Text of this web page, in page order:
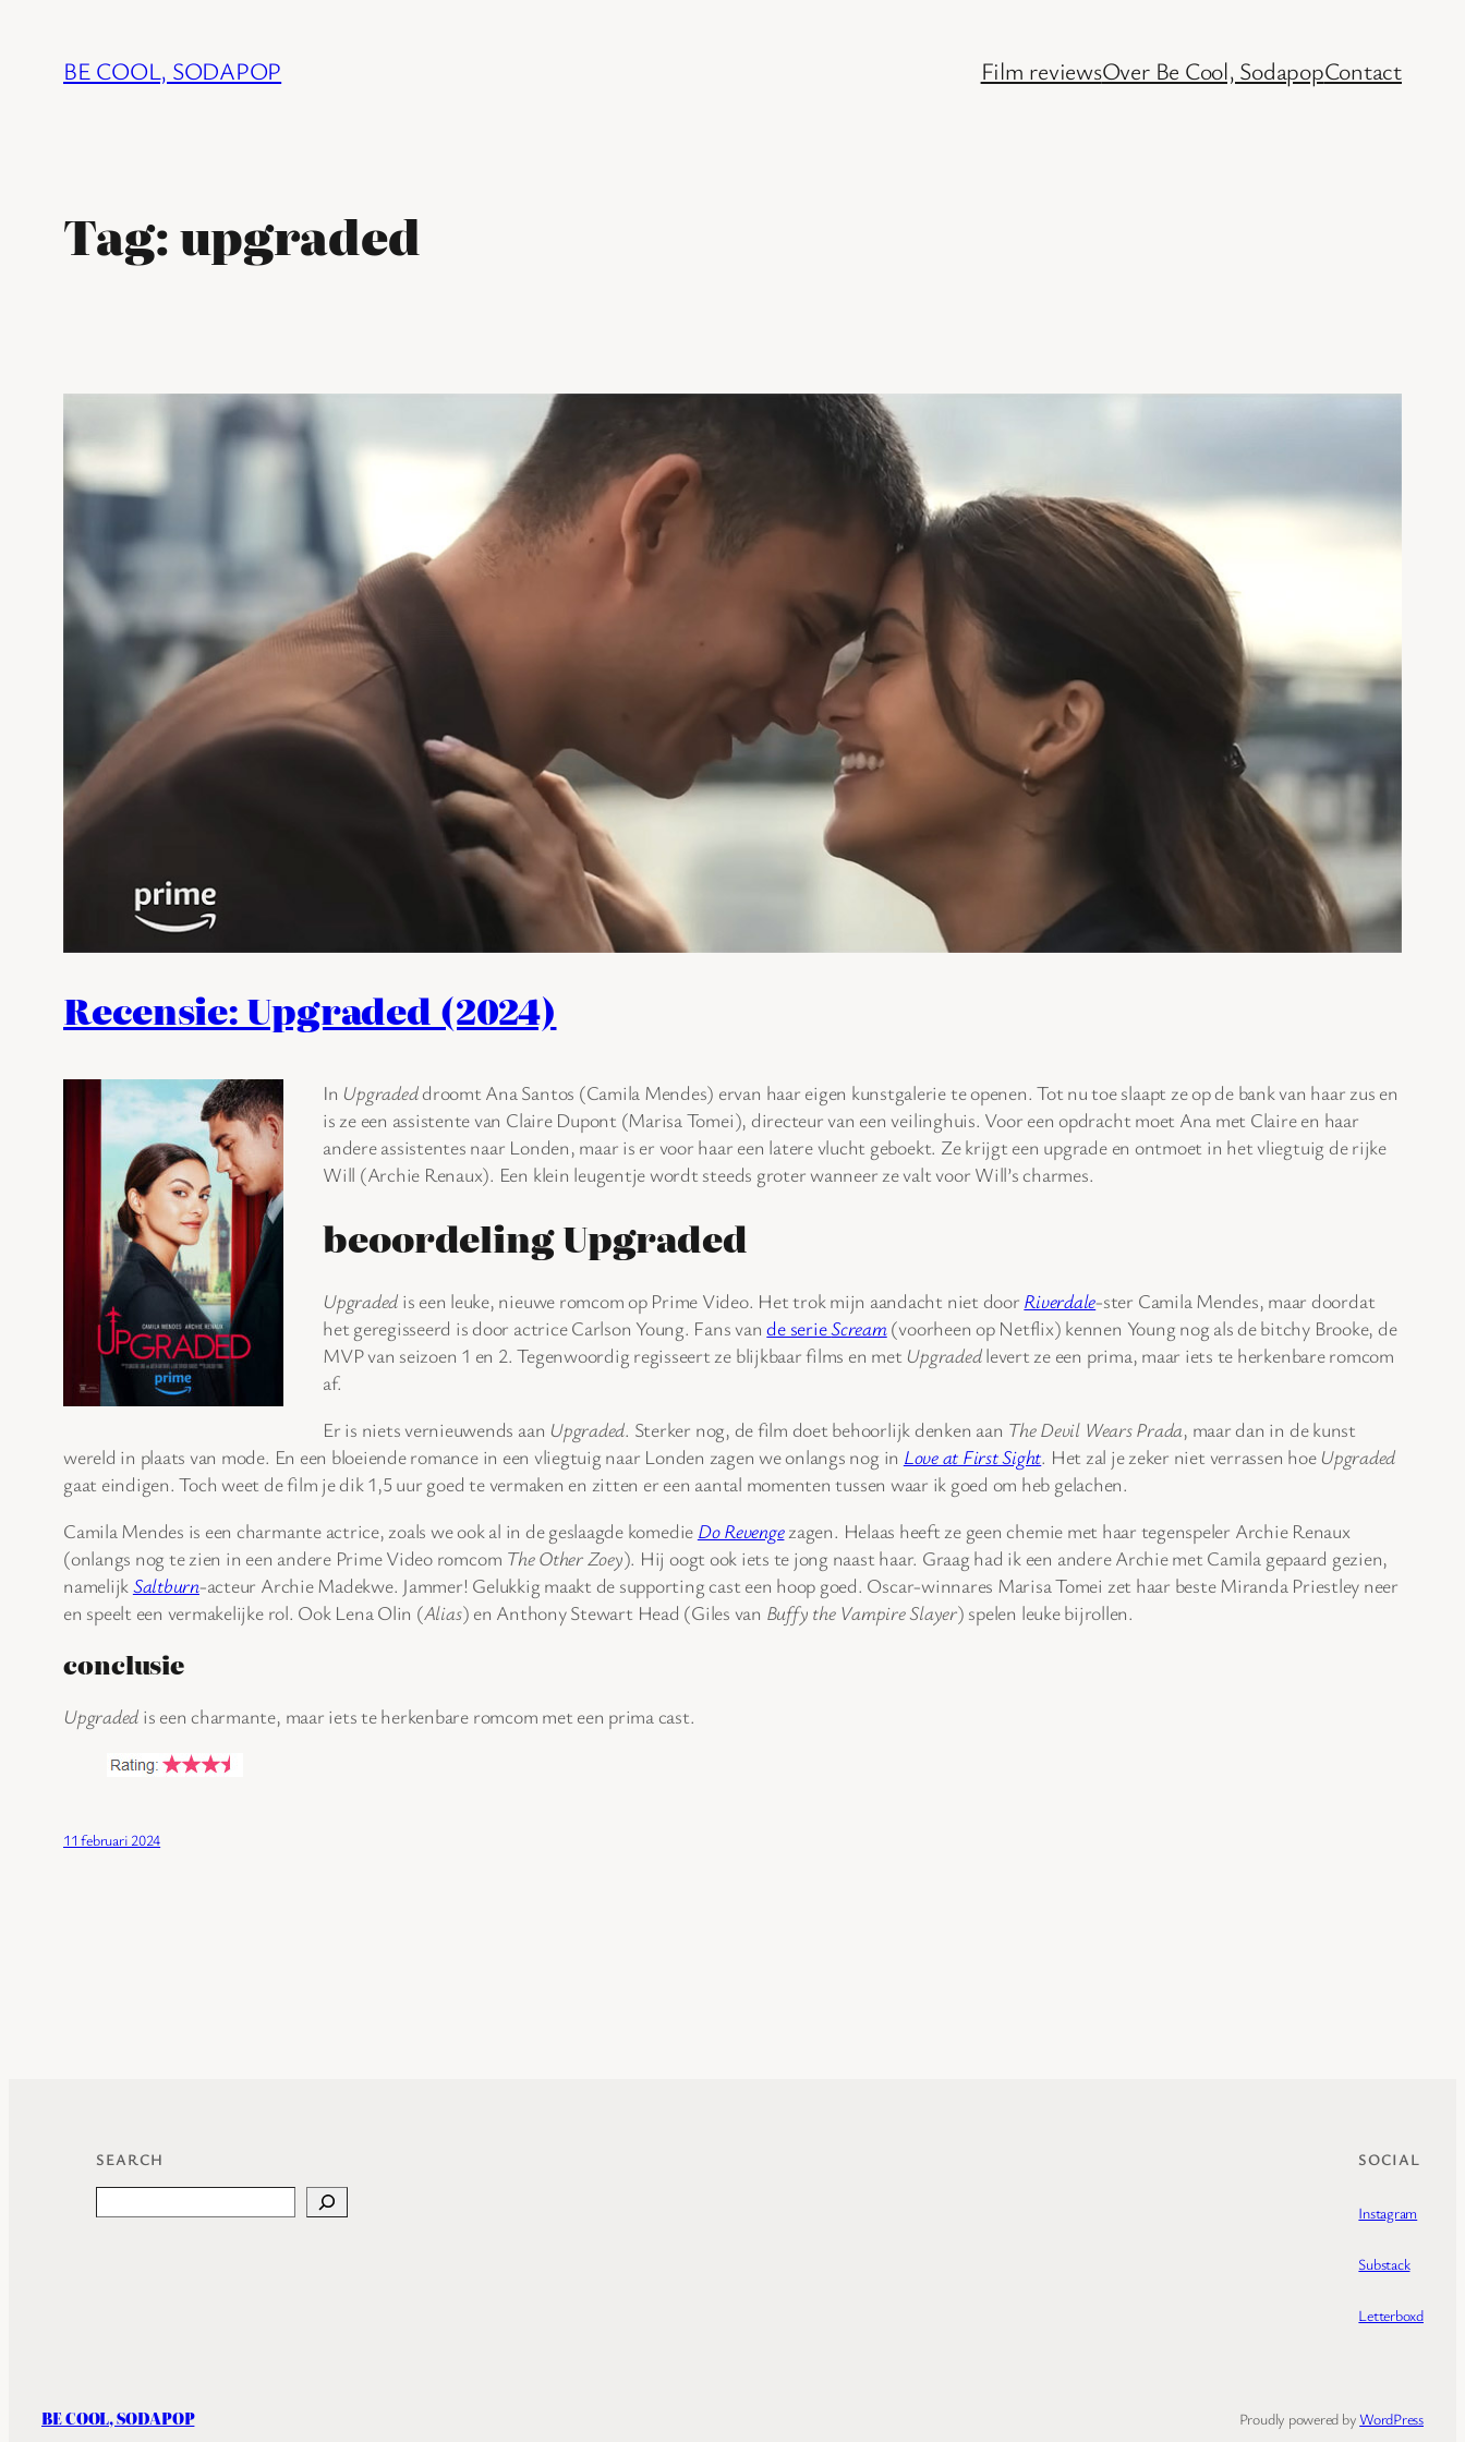
BE COOL, SODAPOP Film reviewsOver Be Cool, SodapopContact
Tag:upgraded
Recensie: Upgraded (2024)
In Upgradeddroomt Ana Santos (Camila Mendes) ervan haar eigen kunstgalerie te openen. Tot nu toe slaapt ze op de bank van haar zus en
is ze een assistente van Claire Dupont (Marisa Tomei), directeur van een veilinghuis. Voor een opdracht moet Ana met Claire en haar
andere assistentes naar Londen, maar is er voor haar een latere vlucht geboekt. Ze krijgt een upgrade en ontmoet in het vliegtuig de rijke
Will (Archie Renaux). Een klein leugentje wordt steeds groter wanneer ze valt voor Will’s charmes.
beoordeling Upgraded
Upgraded is een leuke, nieuwe romcom op Prime Video. Het trok mijn aandacht niet door Riverdale-ster Camila Mendes, maar doordat
het geregisseerd is door actrice Carlson Young. Fans vande serieScream(voorheen op Netflix) kennen Young nog als de bitchy Brooke, de
MVP van seizoen 1 en 2. Tegenwoordig regisseert ze blijkbaar films en met Upgradedlevert ze een prima, maar iets te herkenbare romcom
af.
Er is niets vernieuwends aan Upgraded. Sterker nog, de film doet behoorlijk denken aan The Devil Wears Prada, maar dan in de kunst
wereld in plaats van mode. En een bloeiende romance in een vliegtuig naar Londen zagen we onlangs nog in Love at First Sight. Het zal je zeker niet verrassen hoeUpgraded
gaat eindigen. Toch weet de film je dik 1,5 uur goed te vermaken en zitten er een aantal momenten tussen waar ik goed om heb gelachen.
Camila Mendes is een charmante actrice, zoals we ook al in de geslaagde komedie Do Revengezagen. Helaas heeft ze geen chemie met haar tegenspeler Archie Renaux
(onlangs nog te zien in een andere Prime Video romcom The Other Zoey). Hij oogt ook iets te jong naast haar. Graag had ik een andere Archie met Camila gepaard gezien,
namelijk Saltburn-acteur Archie Madekwe. Jammer! Gelukkig maakt de supporting cast een hoop goed. Oscar-winnares Marisa Tomei zet haar beste Miranda Priestley neer
en speelt een vermakelijke rol. Ook Lena Olin (Alias) en Anthony Stewart Head (Giles van Buffy the Vampire Slayer) spelen leuke bijrollen.
conclusie
Upgraded is een charmante, maar iets te herkenbare romcom met een prima cast.
11 februari 2024
SEARCH SOCIAL
Instagram
Substack
Letterboxd
BE COOL, SODAPOP Proudly powered byWordPress